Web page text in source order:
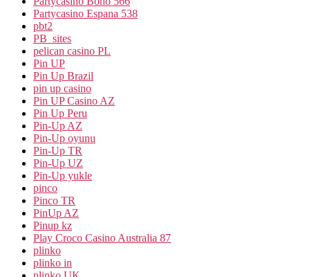
Partycasino Espana 538
pbt2
PB_sites
pelican casino PL
Pin UP
Pin Up Brazil
pin up casino
Pin UP Casino AZ
Pin Up Peru
Pin-Up AZ
Pin-Up oyunu
Pin-Up TR
Pin-Up UZ
Pin-Up yukle
pinco
Pinco TR
PinUp AZ
Pinup kz
Play Croco Casino Australia 87
plinko
plinko in